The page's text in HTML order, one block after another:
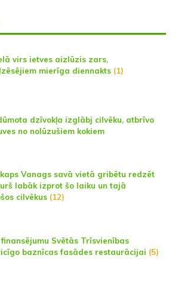
virs ietves aizlūzis zars,
mierīga diennakts (1)
dzīvokļa izglābj cilvēku, atbrīvo
no nolūzušiem kokiem
Vanags savā vietā gribētu redzēt
labāk izprot šo laiku un tajā
cilvēkus (12)
Svētās Trīsvienības
baznīcas fasādes restaurācijai (5)